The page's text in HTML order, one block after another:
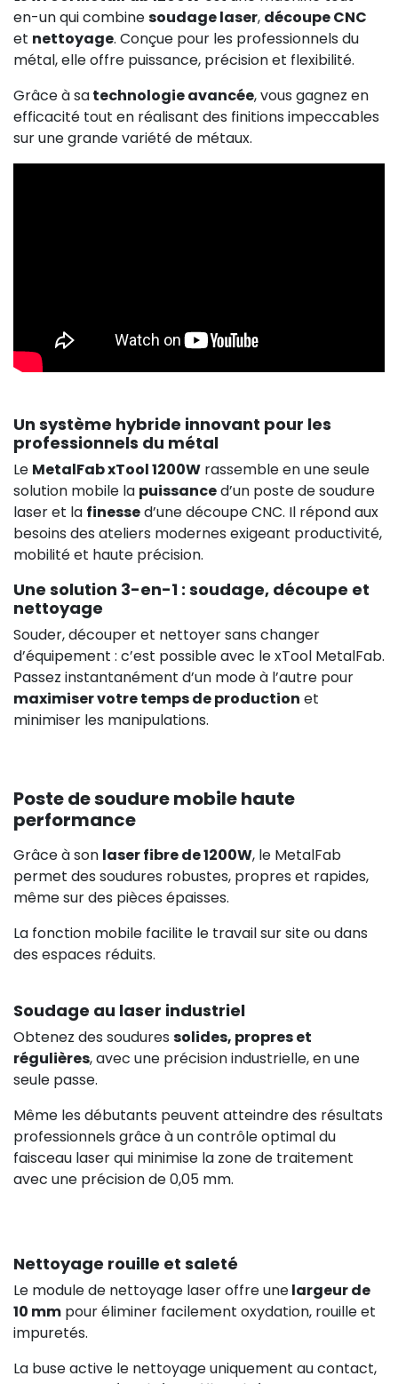
en-un qui combinesoudage laser, découpe CNC
et nettoyage. Conçue pour les professionnels du
métal, elle offre puissance, précision et flexibilité.
Grâce à satechnologie avancée, vous gagnez en
efficacité tout en réalisant des finitions impeccables
sur une grande variété de métaux.
Un système hybride innovant pour les
professionnels du métal
Le MetalFab xTool 1200W rassemble en une seule
solution mobile la puissanced’un poste de soudure
laser et la finessed’une découpe CNC. Il répond aux
besoins des ateliers modernes exigeant productivité,
mobilité et haute précision.
Une solution 3-en-1 : soudage, découpe et
nettoyage
Souder, découper et nettoyer sans changer
d’équipement : c’est possible avec le xTool MetalFab.
Passez instantanément d’un mode à l’autre pour
maximiser votre temps de production et
minimiser les manipulations.
Poste de soudure mobile haute
performance
Grâce à son laser fibre de 1200W, le MetalFab
permet des soudures robustes, propres et rapides,
même sur des pièces épaisses.
La fonction mobile facilite le travail sur site ou dans
des espaces réduits.
Soudage au laser industriel
Obtenez des soudures solides, propres et
régulières, avec une précision industrielle, en une
seule passe.
Même les débutants peuvent atteindre des résultats
professionnels grâce à un contrôle optimal du
faisceau laser qui minimise la zone de traitement
avec une précision de 0,05 mm.
Nettoyage rouille et saleté
Le module de nettoyage laser offre unelargeur de
10 mm pour éliminer facilement oxydation, rouille et
impuretés.
La buse active le nettoyage uniquement au contact,